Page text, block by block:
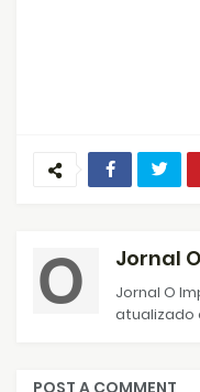
Jornal
Jornal O
atualizado